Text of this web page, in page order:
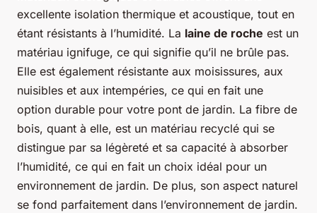
excellente isolation thermique et acoustique, tout en
étant résistants à l’humidité. La laine de roche est un
matériau ignifuge, ce qui signifie qu’il ne brûle pas.
Elle est également résistante aux moisissures, aux
nuisibles et aux intempéries, ce qui en fait une
option durable pour votre pont de jardin. La fibre de
bois, quant à elle, est un matériau recyclé qui se
distingue par sa légèreté et sa capacité à absorber
l’humidité, ce qui en fait un choix idéal pour un
environnement de jardin. De plus, son aspect naturel
se fond parfaitement dans l’environnement de jardin.